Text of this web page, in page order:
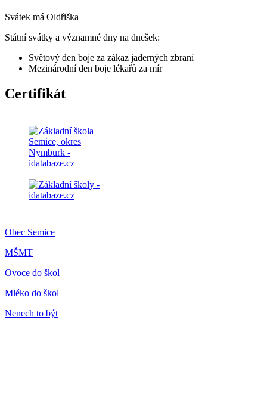
Svátek má Oldřiška
Státní svátky a významné dny na dnešek:
Světový den boje za zákaz jaderných zbraní
Mezinárodní den boje lékařů za mír
Certifikát
Obec Semice
MŠMT
Ovoce do škol
Mléko do škol
Nenech to být